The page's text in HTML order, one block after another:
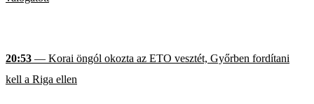
20:53 — Korai öngól okozta az ETO vesztét, Győrben fordítani
kell a Riga ellen